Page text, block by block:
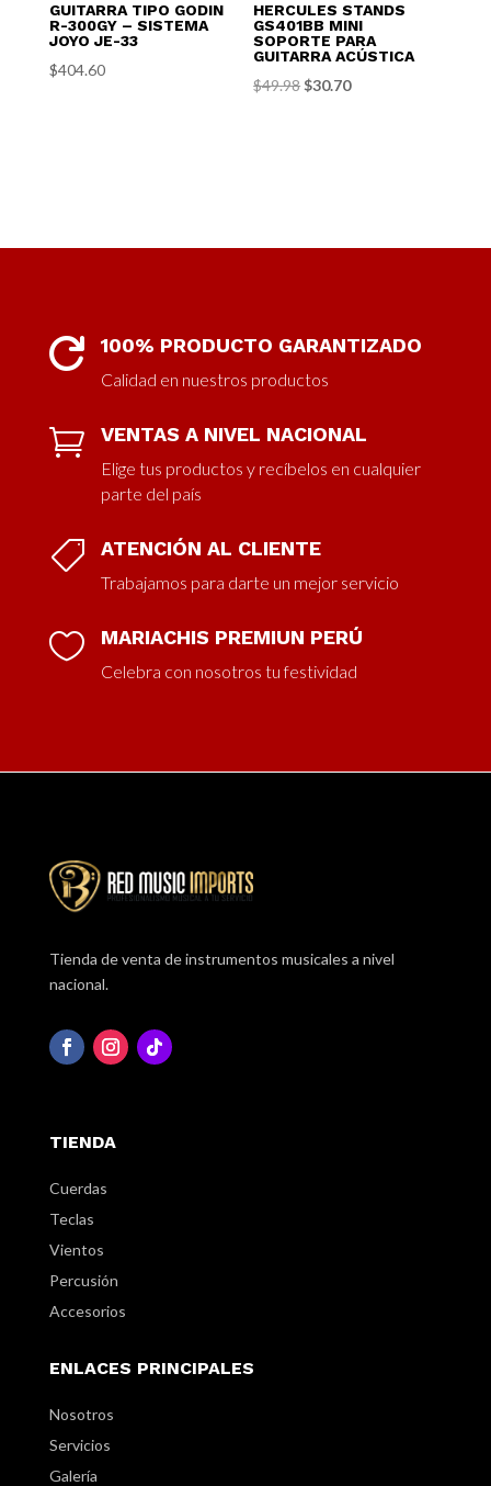
GUITARRA TIPO GODIN
R-300GY – SISTEMA
JOYO JE-33
$404.60
HERCULES STANDS
GS401BB MINI
SOPORTE PARA
GUITARRA ACÚSTICA
$49.98 El
$30.70El
 100% PRODUCTO GARANTIZADO
Calidad en nuestros productos
 VENTAS A NIVEL NACIONAL
Elige tus productos y recíbelos en cualquier
parte del país
 ATENCIÓN AL CLIENTE
Trabajamos para darte un mejor servicio
 MARIACHIS PREMIUN PERÚ
Celebra con nosotros tu festividad
Tienda de venta de instrumentos musicales a nivel
nacional.
TIENDA
Cuerdas
Teclas
Vientos
Percusión
Accesorios
ENLACES PRINCIPALES
Nosotros
Servicios
Galería